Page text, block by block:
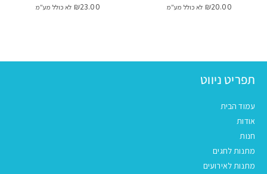
₪20.00 לא כולל מע"מ ₪23.00 לא כולל מע"מ
תפריט ניווט
עמוד הבית
אודות
חנות
מתנות לחגים
מתנות לאירועים